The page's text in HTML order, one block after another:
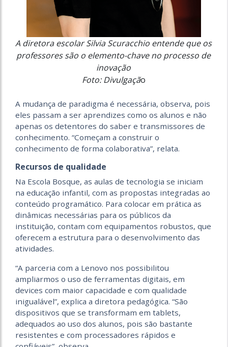
A diretora escolar Silvia Scuracchio entende que os
professores são o elemento-chave no processo de
inovação
Foto: Divulgação
A mudança de paradigma é necessária, observa, pois
eles passam a ser aprendizes como os alunos e não
apenas os detentores do saber e transmissores de
conhecimento. “Começam a construir o
conhecimento de forma colaborativa”, relata.
Recursos de qualidade
Na Escola Bosque, as aulas de tecnologia se iniciam
na educação infantil, com as propostas integradas ao
conteúdo programático. Para colocar em prática as
dinâmicas necessárias para os públicos da
instituição, contam com equipamentos robustos, que
oferecem a estrutura para o desenvolvimento das
atividades.
“A parceria com a Lenovo nos possibilitou
ampliarmos o uso de ferramentas digitais, em
devices com maior capacidade e com qualidade
inigualável”, explica a diretora pedagógica. “São
dispositivos que se transformam em tablets,
adequados ao uso dos alunos, pois são bastante
resistentes e com processadores rápidos e